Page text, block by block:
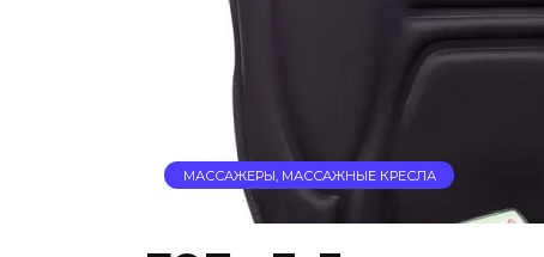
МАССАЖЕРЫ, МАССАЖНЫЕ КРЕСЛА